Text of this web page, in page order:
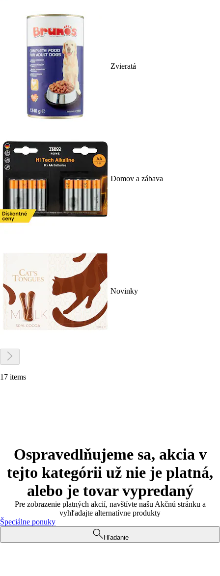
Zvieratá
Domov a zábava
Novinky
17 items
Ospravedlňujeme sa, akcia v
tejto kategórii už nie je platná,
alebo je tovar vypredaný
Pre zobrazenie platných akcií, navštívte našu Akčnú stránku a
vyhľadajte alternatívne produkty
Špeciálne ponuky
Hľadanie